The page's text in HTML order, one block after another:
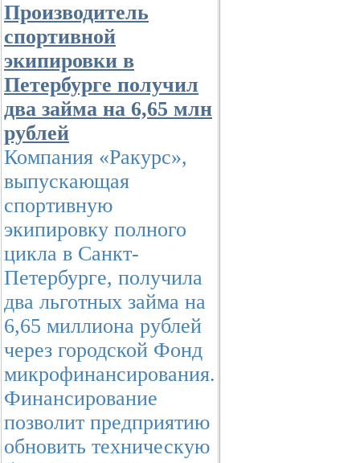
Производитель
спортивной
экипировки в
Петербурге получил
два займа на 6,65 млн
рублей
Компания «Ракурс»,
выпускающая
спортивную
экипировку полного
цикла в Санкт-
Петербурге, получила
два льготных займа на
6,65 миллиона рублей
через городской Фонд
микрофинансирования.
Финансирование
позволит предприятию
обновить техническую